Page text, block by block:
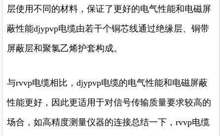
层使用不同的材料，保证了更好的电气性能和电磁屏
蔽性能djypvp电缆由若干个铜芯线通过绝缘层、铜带
屏蔽层和聚氯乙烯护套构成。
与rvvp电缆相比，djypvp电缆的电气性能和电磁屏蔽
性能更好，因此更适用于对信号传输质量要求较高的
场合，如高精度测量仪器的连接总结一下，rvvp电缆